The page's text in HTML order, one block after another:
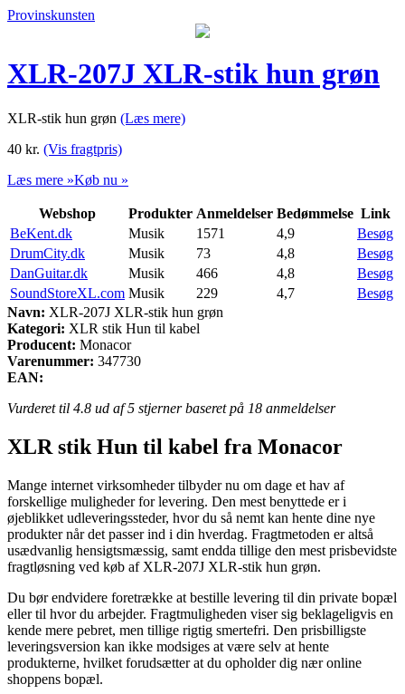
Provinskunsten
XLR-207J XLR-stik hun grøn
XLR-stik hun grøn (Læs mere)
40 kr. (Vis fragtpris)
Læs mere »Køb nu »
Webshop Produkter Anmeldelser Bedømmelse Link
BeKent.dk
Musik 1571 4,9
Besøg
DrumCity.dk
Musik 73 4,8
Besøg
DanGuitar.dk
Musik 466 4,8
Besøg
SoundStoreXL.com Musik 229 4,7
Besøg
Navn: XLR-207J XLR-stik hun grøn
Kategori: XLR stik Hun til kabel
Producent: Monacor
Varenummer: 347730
EAN:
Vurderet til 4.8 ud af 5 stjerner baseret på 18 anmeldelser
XLR stik Hun til kabel fra Monacor
Mange internet virksomheder tilbyder nu om dage et hav af
forskellige muligheder for levering. Den mest benyttede er i
øjeblikket udleveringssteder, hvor du så nemt kan hente dine nye
produkter når det passer ind i din hverdag. Fragtmetoden er altså
usædvanlig hensigtsmæssig, samt endda tillige den mest prisbevidste
fragtløsning ved køb af XLR-207J XLR-stik hun grøn.
Du bør endvidere foretrække at bestille levering til din private bopæl
eller til hvor du arbejder. Fragtmuligheden viser sig beklageligvis en
kende mere pebret, men tillige rigtig smertefri. Den prisbilligste
leveringsversion kan ikke modsiges at være selv at hente
produkterne, hvilket forudsætter at du opholder dig nær online
shoppens bopæl.